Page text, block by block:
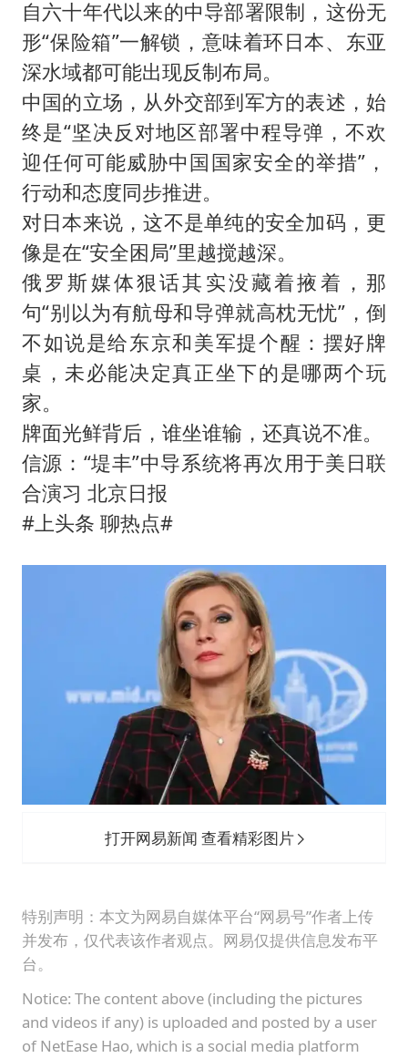
自六十年代以来的中导部署限制，这份无
形“保险箱”一解锁，意味着环日本、东亚
深水域都可能出现反制布局。
中国的立场，从外交部到军方的表述，始
终是“坚决反对地区部署中程导弹，不欢
迎任何可能威胁中国国家安全的举措”，
行动和态度同步推进。
对日本来说，这不是单纯的安全加码，更
像是在“安全困局”里越搅越深。
俄罗斯媒体狠话其实没藏着掖着，那
句“别以为有航母和导弹就高枕无忧”，倒
不如说是给东京和美军提个醒：摆好牌
桌，未必能决定真正坐下的是哪两个玩
家。
牌面光鲜背后，谁坐谁输，还真说不准。
信源：“堤丰”中导系统将再次用于美日联
合演习 北京日报
#上头条 聊热点#
打开网易新闻 查看精彩图片
特别声明：本文为网易自媒体平台“网易号”作者上传
并发布，仅代表该作者观点。网易仅提供信息发布平
台。
Notice: The content above (including the pictures
and videos if any) is uploaded and posted by a user
of NetEase Hao, which is a social media platform